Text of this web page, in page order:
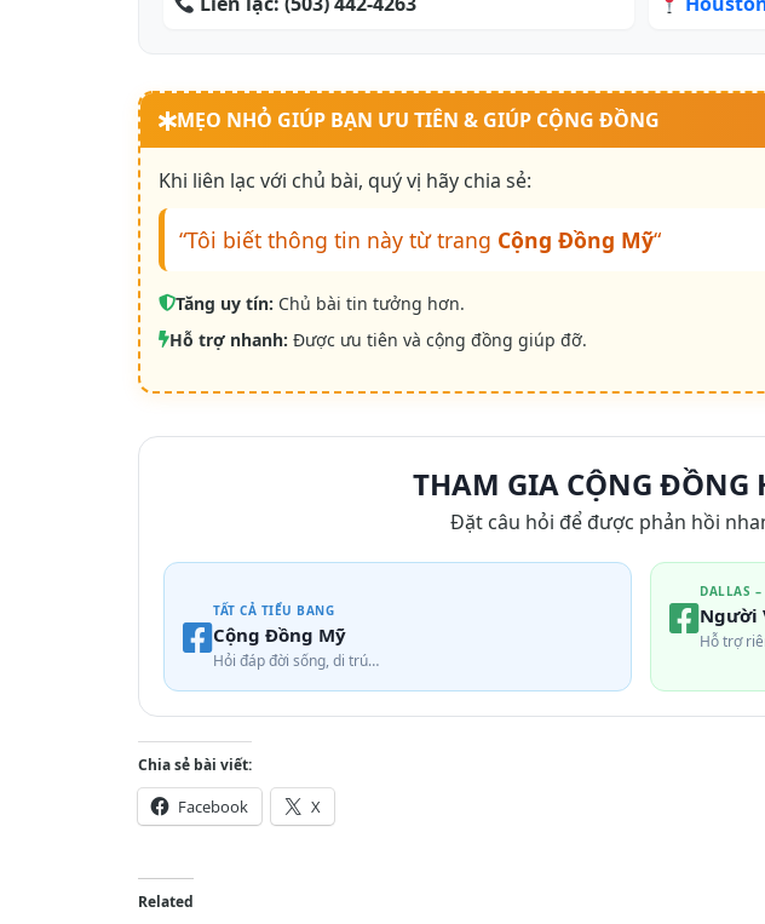
MẸO NHỎ GIÚP BẠN ƯU TIÊN & GIÚP CỘNG ĐỒNG
Khi liên lạc với chủ bài, quý vị hãy chia sẻ:
“Tôi biết thông tin này từ trang Cộng Đồng Mỹ“
Tăng uy tín: Chủ bài tin tưởng hơn.
Hỗ trợ nhanh: Được ưu tiên và cộng đồng giúp đỡ.
THAM GIA CỘNG ĐỒNG
Đặt câu hỏi để được phản hồi
TẤT CẢ TIỂU BANG
Cộng Đồng Mỹ
Hỏi đáp đời sống, di trú…
DALLAS –
Người
Hỗ trợ
Chia sẻ bài viết:
Facebook X
Related